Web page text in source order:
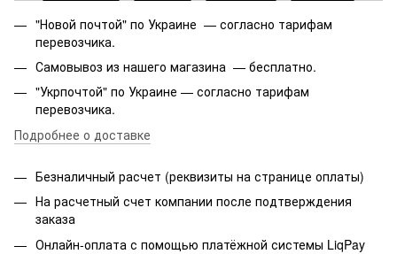
"Новой почтой" по Украине — согласно тарифам
перевозчика.
Самовывоз из нашего магазина — бесплатно.
"Укрпочтой" по Украине — согласно тарифам
перевозчика.
Подробнее о доставке
Безналичный расчет (реквизиты на странице оплаты)
На расчетный счет компании после подтверждения
заказа
Онлайн-оплата с помощью платёжной системы LiqPay